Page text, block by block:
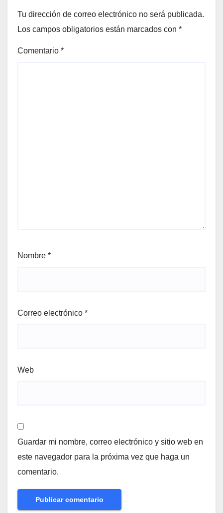
Tu dirección de correo electrónico no será publicada.
Los campos obligatorios están marcados con *
Comentario *
Nombre *
Correo electrónico *
Web
Guardar mi nombre, correo electrónico y sitio web en
este navegador para la próxima vez que haga un
comentario.